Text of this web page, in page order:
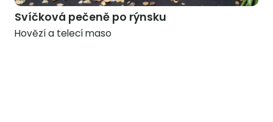
Svíčková pečeně po rýnsku
Hovězí a telecí maso